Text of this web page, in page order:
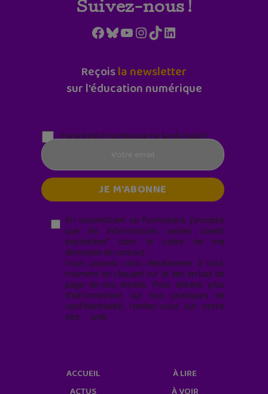
Suivez-nous !
Facebook
Bluesky
YouTube
Instagram
TikTokLinkedIn
Reçoisla newsletter
sur l'éducation numérique
Parentalité numérique (le lundi matin)
En soumettant ce formulaire, j’accepte
que les informations saisies soient
exploitées* dans le cadre de ma
demande de contact.
Vous pouvez vous désabonner à tout
moment en cliquant sur le lien en bas de
page de nos emails. Pour obtenir plus
d'informations sur nos pratiques de
confidentialité, rendez-vous sur notre
site web
ACCUEIL
À LIRE